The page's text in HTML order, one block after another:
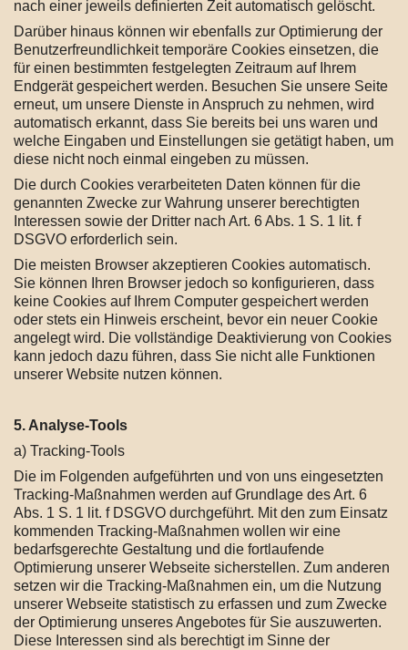
nach einer jeweils definierten Zeit automatisch gelöscht.
Darüber hinaus können wir ebenfalls zur Optimierung der
Benutzerfreundlichkeit temporäre Cookies einsetzen, die
für einen bestimmten festgelegten Zeitraum auf Ihrem
Endgerät gespeichert werden. Besuchen Sie unsere Seite
erneut, um unsere Dienste in Anspruch zu nehmen, wird
automatisch erkannt, dass Sie bereits bei uns waren und
welche Eingaben und Einstellungen sie getätigt haben, um
diese nicht noch einmal eingeben zu müssen.
Die durch Cookies verarbeiteten Daten können für die
genannten Zwecke zur Wahrung unserer berechtigten
Interessen sowie der Dritter nach Art. 6 Abs. 1 S. 1 lit. f
DSGVO erforderlich sein.
Die meisten Browser akzeptieren Cookies automatisch.
Sie können Ihren Browser jedoch so konfigurieren, dass
keine Cookies auf Ihrem Computer gespeichert werden
oder stets ein Hinweis erscheint, bevor ein neuer Cookie
angelegt wird. Die vollständige Deaktivierung von Cookies
kann jedoch dazu führen, dass Sie nicht alle Funktionen
unserer Website nutzen können.
5. Analyse-Tools
a) Tracking-Tools
Die im Folgenden aufgeführten und von uns eingesetzten
Tracking-Maßnahmen werden auf Grundlage des Art. 6
Abs. 1 S. 1 lit. f DSGVO durchgeführt. Mit den zum Einsatz
kommenden Tracking-Maßnahmen wollen wir eine
bedarfsgerechte Gestaltung und die fortlaufende
Optimierung unserer Webseite sicherstellen. Zum anderen
setzen wir die Tracking-Maßnahmen ein, um die Nutzung
unserer Webseite statistisch zu erfassen und zum Zwecke
der Optimierung unseres Angebotes für Sie auszuwerten.
Diese Interessen sind als berechtigt im Sinne der